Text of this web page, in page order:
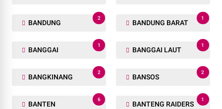
BANDUNG
2
BANDUNG BARAT
1
BANGGAI
1
BANGGAI LAUT
1
BANGKINANG
2
BANSOS
2
BANTEN
6
BANTENG RAIDERS
1